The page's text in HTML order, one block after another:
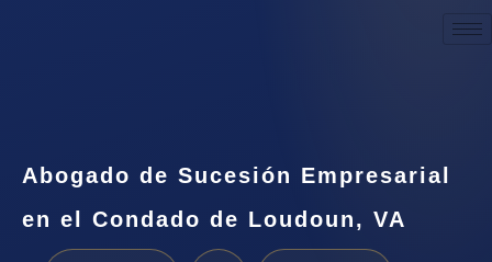
Abogado de Sucesión Empresarial
en el Condado de Loudoun, VA